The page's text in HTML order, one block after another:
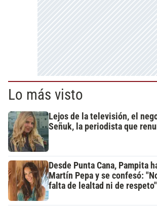
Lo más visto
Lejos de la televisión, el
Señuk, la periodista que
Desde Punta Cana, Pampita
Martín Pepa y se confesó:
falta de lealtad ni de respeto"